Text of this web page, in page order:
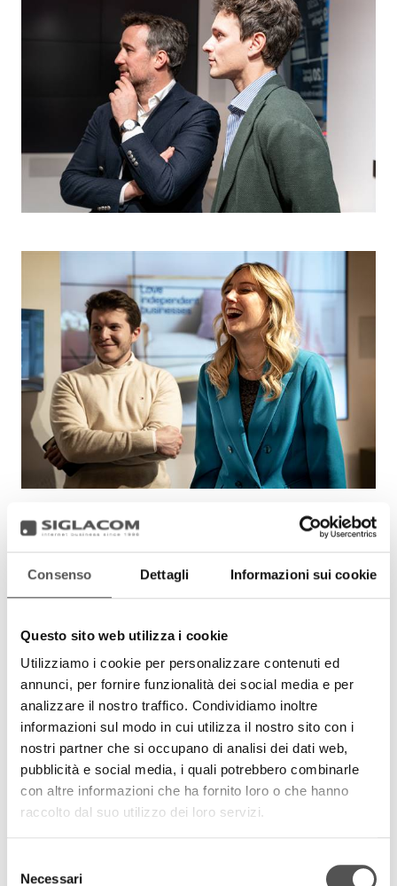
Consenso Dettagli Informazioni sui cookie
Questo sito web utilizza i cookie
Utilizziamo i cookie per personalizzare contenuti ed
annunci, per fornire funzionalità dei social media e per
analizzare il nostro traffico. Condividiamo inoltre
informazioni sul modo in cui utilizza il nostro sito con i
nostri partner che si occupano di analisi dei dati web,
pubblicità e social media, i quali potrebbero combinarle
con altre informazioni che ha fornito loro o che hanno
raccolto dal suo utilizzo dei loro servizi.
delNecessari